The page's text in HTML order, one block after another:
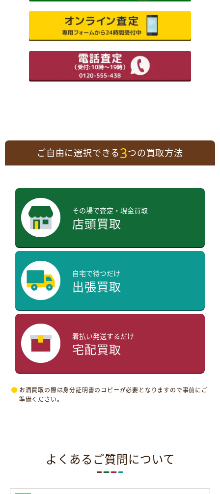
ご自由に選択できる3つの買取方法
その場で査定・現金買取
店頭買取
自宅で待つだけ
出張買取
着払い発送するだけ
宅配買取
お酒買取の際は身分証明書のコピーが必要となりますので事前にご
準備ください。
よくあるご質問について